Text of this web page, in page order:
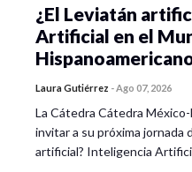
¿El Leviatán
Artificial en el
Laura Gutiérrez -Ago 07, 2026
La Cátedra Cátedra
invitar a su próxima jornada
artificial? Inteligencia